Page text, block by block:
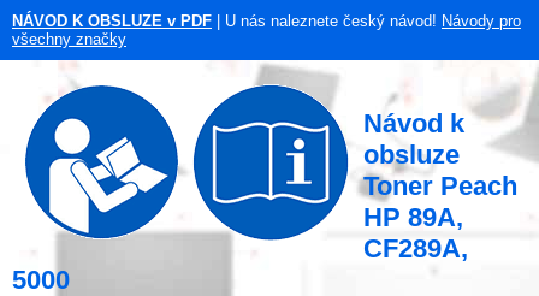
NÁVOD K OBSLUZE v PDF | U nás naleznete český návod! Návody pro
všechny značky
Návod k
obsluze
Toner Peach
HP 89A,
CF289A,
5000